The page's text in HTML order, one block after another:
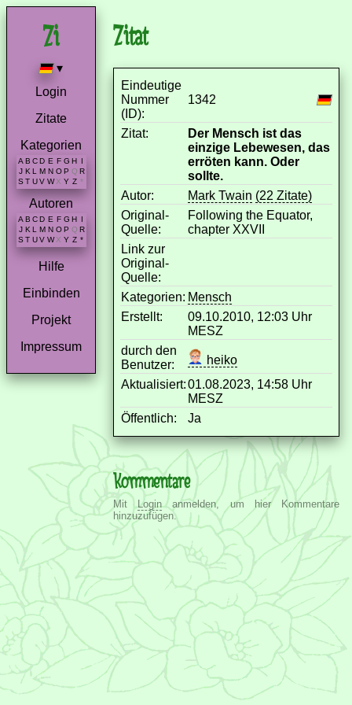
▾
Login
Zitate
Kategorien
A B C D E F G H I
J K L M N O P Q R
S T U V W X Y Z *
Autoren
A B C D E F G H
J K L M N O P Q R
S T U V W X Y Z *
Hilfe
Einbinden
Projekt
Impressum
Zitat
Eindeutige
Nummer
(ID):
1342
Zitat:
Der Mensch ist das
einzige Lebewesen, das
erröten kann. Oder
sollte.
Autor:
Mark Twain (22 Zitate)
Original-
Quelle:
Following the Equator,
chapter XXVII
Link zur
Original-
Quelle:
Kategorien: Mensch
Erstellt:
09.10.2010, 12:03 Uhr
MESZ
durch den
Benutzer:
heiko
Aktualisiert:01.08.2023, 14:58 Uhr
MESZ
Öffentlich:
Ja
Kommentare
Mit Loginanmelden, um hier Kommentare
hinzuzufügen.